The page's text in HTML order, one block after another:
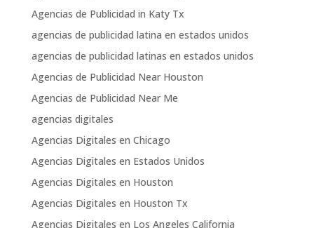
Agencias de Publicidad in Katy Tx
agencias de publicidad latina en estados unidos
agencias de publicidad latinas en estados unidos
Agencias de Publicidad Near Houston
Agencias de Publicidad Near Me
agencias digitales
Agencias Digitales en Chicago
Agencias Digitales en Estados Unidos
Agencias Digitales en Houston
Agencias Digitales en Houston Tx
Agencias Digitales en Los Angeles California